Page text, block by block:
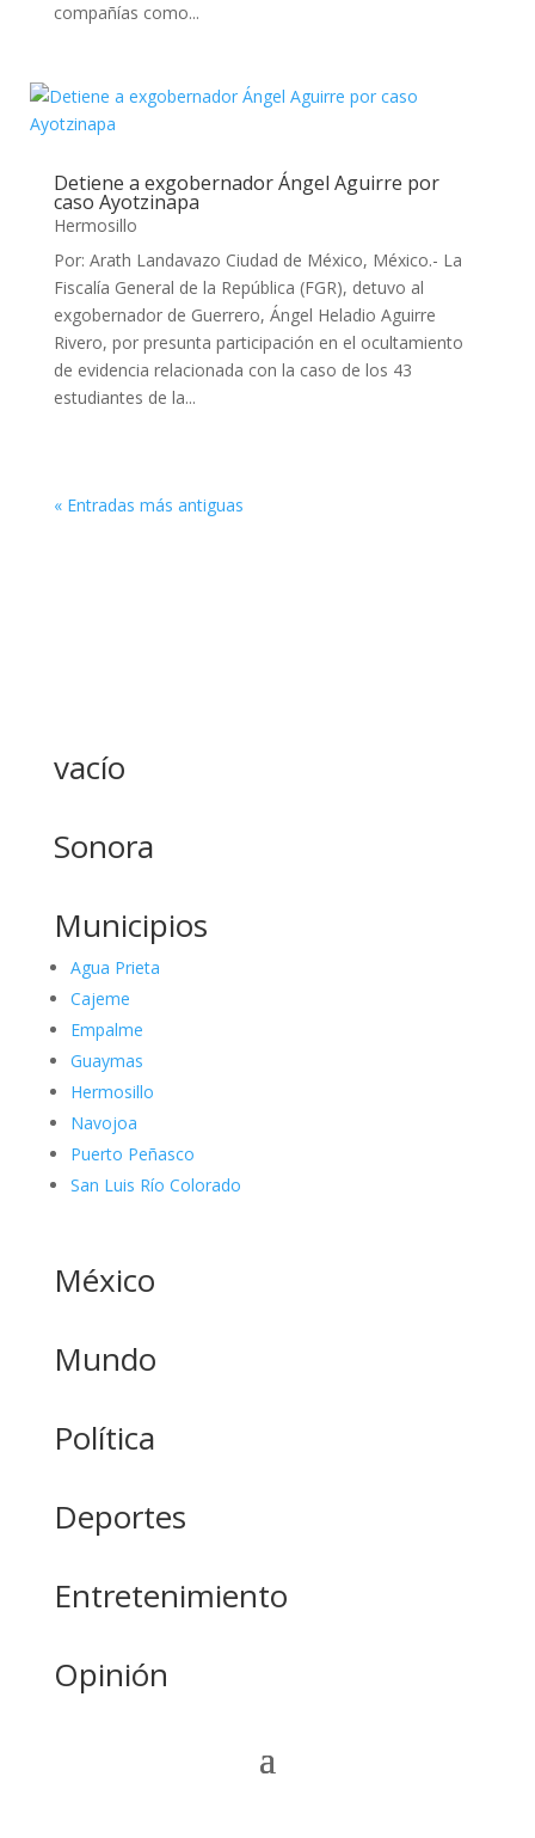
compañías como...
Detiene a exgobernador Ángel Aguirre por
caso Ayotzinapa
Hermosillo
Por: Arath Landavazo Ciudad de México, México.- La
Fiscalía General de la República (FGR), detuvo al
exgobernador de Guerrero, Ángel Heladio Aguirre
Rivero, por presunta participación en el ocultamiento
de evidencia relacionada con la caso de los 43
estudiantes de la...
« Entradas más antiguas
vacío
Sonora
Municipios
Agua Prieta
Cajeme
Empalme
Guaymas
Hermosillo
Navojoa
Puerto Peñasco
San Luis Río Colorado
México
Mundo
Política
Deportes
Entretenimiento
Opinión